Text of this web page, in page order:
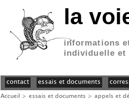
la
informations
individuelle et
contact essais et documents
Accueil> essais et documents > appels et